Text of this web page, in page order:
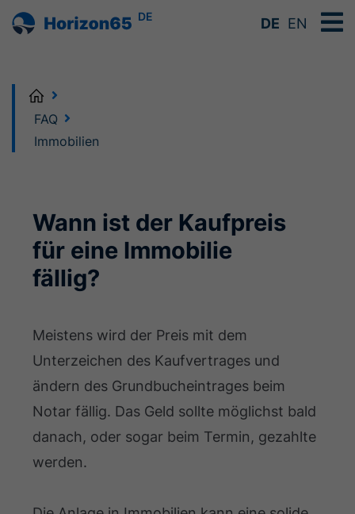
DE DE EN
Home
FAQ
Immobilien
Wann ist der Kaufpreis
für eine Immobilie
fällig?
Meistens wird der Preis mit dem
Unterzeichen des Kaufvertrages und
ändern des Grundbucheintrages beim
Notar fällig. Das Geld sollte möglichst bald
danach, oder sogar beim Termin, gezahlte
werden.